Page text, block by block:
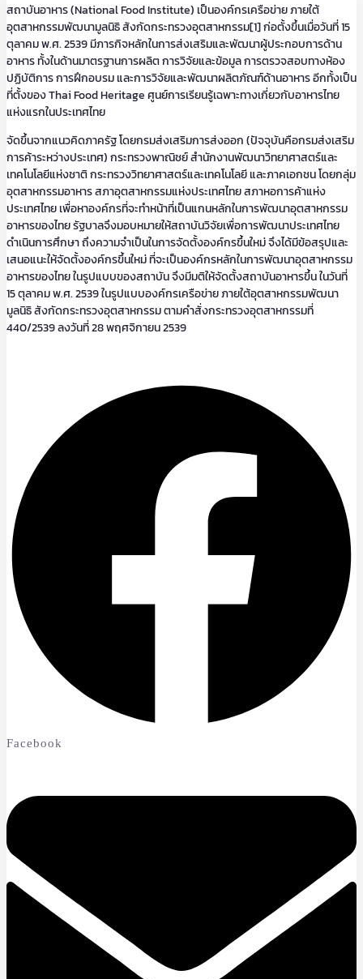
สถาบันอาหาร (National Food Institute) เป็นองค์กรเครือข่าย ภายใต้
อุตสาหกรรมพัฒนามูลนิธิ สังกัดกระทรวงอุตสาหกรรม[1] ก่อตั้งขึ้นเมื่อวันที่ 15
ตุลาคม พ.ศ. 2539 มีภารกิจหลักในการส่งเสริมและพัฒนาผู้ประกอบการด้าน
อาหาร ทั้งในด้านมาตรฐานการผลิต การวิจัยและข้อมูล การตรวจสอบทางห้อง
ปฏิบัติการ การฝึกอบรม และการวิจัยและพัฒนาผลิตภัณฑ์ด้านอาหาร อีกทั้งเป็น
ที่ตั้งของ Thai Food Heritage ศูนย์การเรียนรู้เฉพาะทางเกี่ยวกับอาหารไทย
แห่งแรกในประเทศไทย
จัดขึ้นจากแนวคิดภาครัฐ โดยกรมส่งเสริมการส่งออก (ปัจจุบันคือกรมส่งเสริม
การค้าระหว่างประเทศ) กระทรวงพาณิชย์ สำนักงานพัฒนาวิทยาศาสตร์และ
เทคโนโลยีแห่งชาติ กระทรวงวิทยาศาสตร์และเทคโนโลยี และภาคเอกชน โดยกลุ่ม
อุตสาหกรรมอาหาร สภาอุตสาหกรรมแห่งประเทศไทย สภาหอการค้าแห่ง
ประเทศไทย เพื่อหาองค์กรที่จะทำหน้าที่เป็นแกนหลักในการพัฒนาอุตสาหกรรม
อาหารของไทย รัฐบาลจึงมอบหมายให้สถาบันวิจัยเพื่อการพัฒนาประเทศไทย
ดำเนินการศึกษา ถึงความจำเป็นในการจัดตั้งองค์กรขึ้นใหม่ จึงได้มีข้อสรุปและ
เสนอแนะให้จัดตั้งองค์กรขึ้นใหม่ ที่จะเป็นองค์กรหลักในการพัฒนาอุตสาหกรรม
อาหารของไทย ในรูปแบบของสถาบัน จึงมีมติให้จัดตั้งสถาบันอาหารขึ้น ในวันที่
15 ตุลาคม พ.ศ. 2539 ในรูปแบบองค์กรเครือข่าย ภายใต้อุตสาหกรรมพัฒนา
มูลนิธิ สังกัดกระทรวงอุตสาหกรรม ตามคำสั่งกระทรวงอุตสาหกรรมที่
440/2539 ลงวันที่ 28 พฤศจิกายน 2539
Facebook